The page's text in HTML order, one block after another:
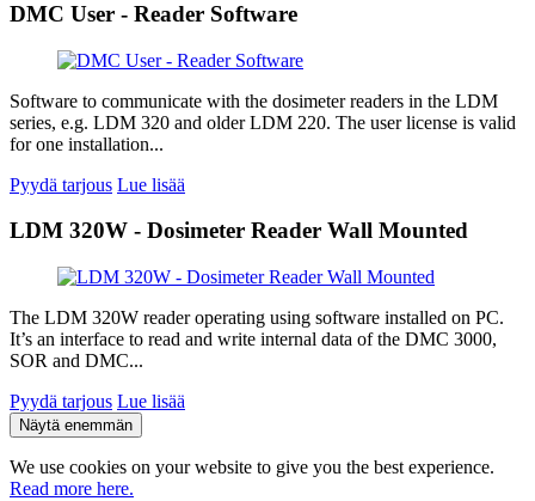
DMC User - Reader Software
Software to communicate with the dosimeter readers in the LDM
series, e.g. LDM 320 and older LDM 220. The user license is valid
for one installation...
Pyydä tarjous Lue lisää
LDM 320W - Dosimeter Reader Wall Mounted
The LDM 320W reader operating using software installed on PC.
It’s an interface to read and write internal data of the DMC 3000,
SOR and DMC...
Pyydä tarjous Lue lisää
Näytä enemmän
We use cookies on your website to give you the best experience.
Read more here.